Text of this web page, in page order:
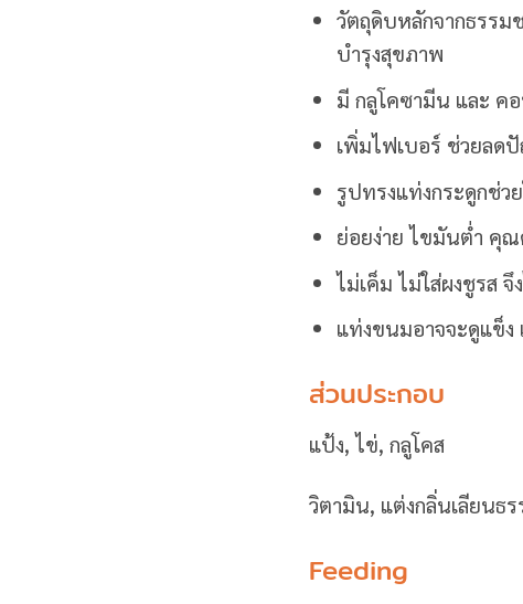
วัตถุดิบหลักจากธรรม
บำรุงสุขภาพ
มี กลูโคซามีน และ ค
เพิ่มไฟเบอร์ ช่วยลด
รูปทรงแท่งกระดูกช่ว
ย่อยง่าย ไขมันต่ำ คุณ
ไม่เค็ม ไม่ใส่ผงชูรส จึ
แท่งขนมอาจจะดูแข็ง
ส่วนประกอบ
แป้ง, ไข่, กลูโคส
วิตามิน, แต่งกลิ่นเลียนธ
Feeding